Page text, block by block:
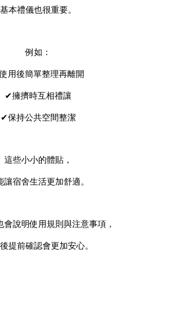
基本禮儀也很重要。
例如：
用後簡單整理再離開
✔擁擠時互相禮讓
✔保持公共空間整潔
這些小小的體貼，
讓宿舍生活更加舒適。
會說明使用規則與注意事項，
提前確認會更加安心。